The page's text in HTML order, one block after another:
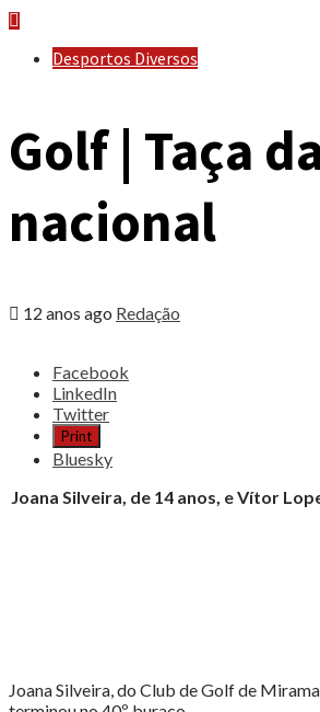
Desportos Diversos
Golf | Taça
nacional
12 anos ago Redação
Share
post
"Golf
da
Major
nacional"
Facebook
LinkedIn
Twitter
Print
Bluesky
Joana Silveira, de 14 anos, e Vítor
Joana Silveira, do Club de Golf de